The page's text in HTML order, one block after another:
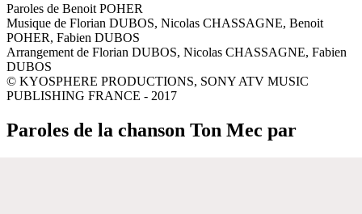
Paroles de Benoit POHER
Musique de Florian DUBOS, Nicolas CHASSAGNE, Benoit
POHER, Fabien DUBOS
Arrangement de Florian DUBOS, Nicolas CHASSAGNE, Fabien
DUBOS
© KYOSPHERE PRODUCTIONS, SONY ATV MUSIC
PUBLISHING FRANCE - 2017
Paroles de la chanson Ton Mec par